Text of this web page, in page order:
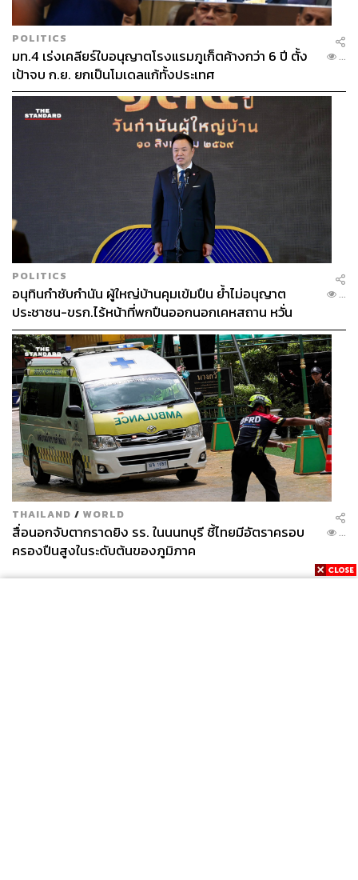
POLITICS
มท.4 เร่งเคลียร์ใบอนุญาตโรงแรมภูเก็ตค้างกว่า 6 ปี ตั้ง
เป้าจบ ก.ย. ยกเป็นโมเดลแก้ทั้งประเทศ
...
POLITICS
อนุทินกำชับกำนัน ผู้ใหญ่บ้านคุมเข้มปืน ย้ำไม่อนุญาต
ประชาชน-ขรก.ไร้หน้าที่พกปืนออกนอกเคหสถาน หวั่น
พฤติกรรมลอกเลียนแบบ จ่อลงพื้นที่เกิดเหตุ
...
THAILAND / WORLD
สื่อนอกจับตากราดยิง รร. ในนนทบุรี ชี้ไทยมีอัตราครอบ
ครองปืนสูงในระดับต้นของภูมิภาค
...